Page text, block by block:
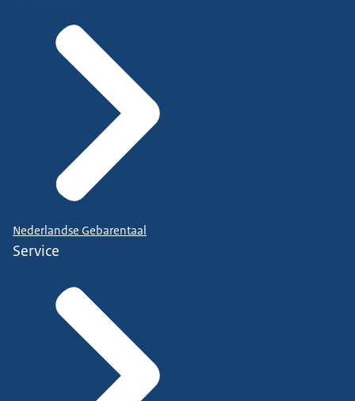
Nederlandse Gebarentaal
Service